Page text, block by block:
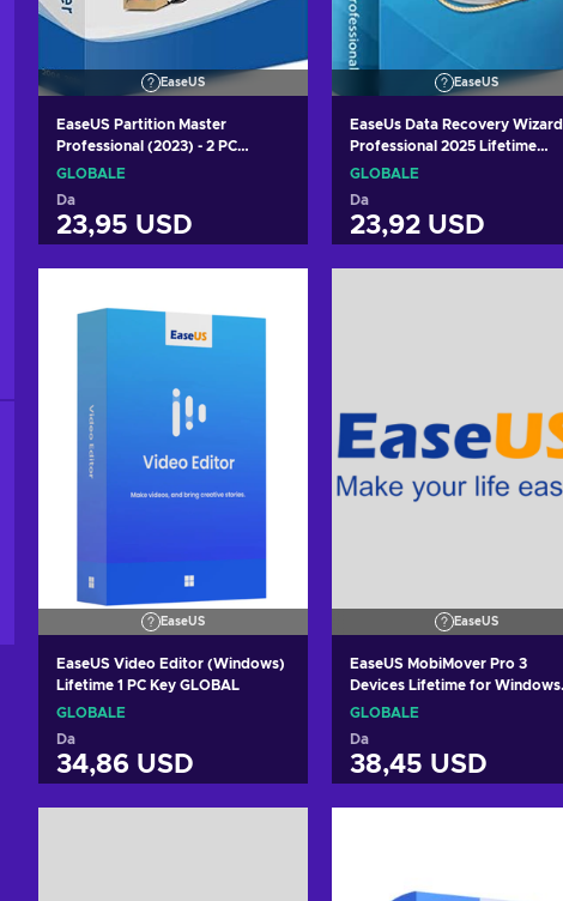
EaseUS
EaseUS Partition Master
Professional (2023) - 2 PC
Lifetime Licence Key GLOBAL
GLOBALE
Da
23,95 USD
Visualizza offerte
EaseUS
EaseUs Data Recovery Wizard
Professional 2025 Lifetime
Upgrade - 1 Device 1 Month Key
GLOBALE
Da
23,92 USD
EaseUS
EaseUS Video Editor (Windows)
Lifetime 1 PC Key GLOBAL
GLOBALE
Da
34,86 USD
EaseUS
EaseUS MobiMover Pro 3
Devices Lifetime for Windows
(Lifetime Upgrades) Key
GLOBALE
Da
38,45 USD